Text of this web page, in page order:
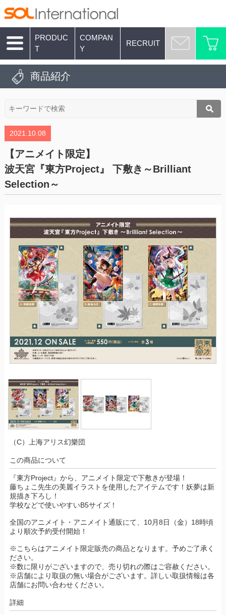
PRODUC
T
COMPAN
Y
RECRUIT
商品紹介
2021.10.08
【アニメイト限定】
波天宮『東方Project』 下敷き～Brilliant
Selection～
（C）上海アリス幻樂団
この商品について
『東方Project』から、アニメイト限定で下敷きが登場！
藤ちょこ先生の美麗イラストを使用したアイテムです！妖夢は新
規描き下ろし！
学校などで使いやすいB5サイズ！
全国のアニメイト・アニメイト通販にて、10月8日（金）18時頃
より順次予約受付開始！
※こちらはアニメイト限定販売の商品となります。予めご了承く
ださい。
※数に限りがございますので、売り切れの際はご容赦ください。
※店舗により取扱の無い場合がございます。詳しい取扱情報は各
店舗にお問い合わせください。
詳細